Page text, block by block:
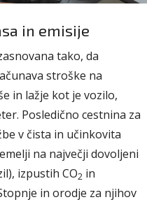
in emisije
tako, da
stroške na
in lažje kot je vozilo,
Posledično cestnina za
v čista in učinkovita
na največji dovoljeni
izpustih CO2 in
in orodje za njihov